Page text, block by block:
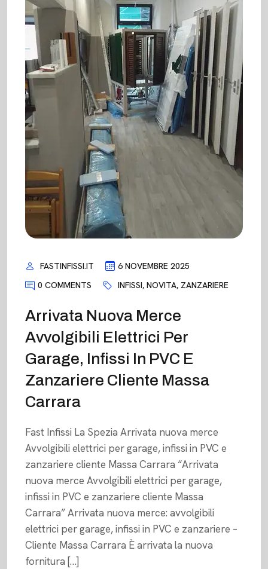
FASTINFISSI.IT
6 NOVEMBRE 2025
0 COMMENTS
INFISSI, NOVITA, ZANZARIERE
Arrivata Nuova Merce
Avvolgibili Elettrici Per
Garage, Infissi In PVC E
Zanzariere Cliente Massa
Carrara
Fast Infissi La Spezia Arrivata nuova merce
Avvolgibili elettrici per garage, infissi in PVC e
zanzariere cliente Massa Carrara “Arrivata
nuova merce Avvolgibili elettrici per garage,
infissi in PVC e zanzariere cliente Massa
Carrara” Arrivata nuova merce: avvolgibili
elettrici per garage, infissi in PVC e zanzariere –
Cliente Massa Carrara È arrivata la nuova
fornitura […]